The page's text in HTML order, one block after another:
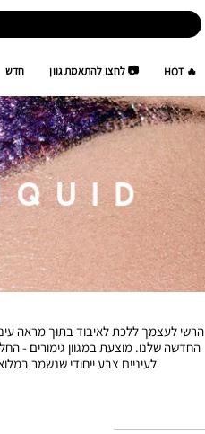
🔥 HOT 📷 לחצו להתאמת גוון חדש
הרשי לעצמך ללכת לאיבוד בתוך מראה
החדשה שלנו. מוצעת במגוון גימורים -
לעיניים צבע ייחודי שנשמר